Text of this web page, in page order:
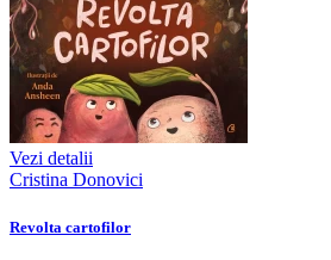
Vezi detalii
Cristina Donovici
Revolta cartofilor